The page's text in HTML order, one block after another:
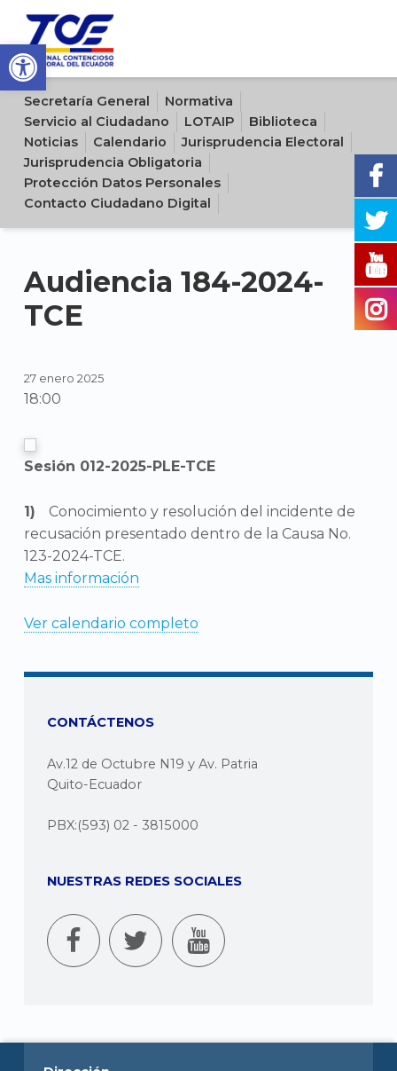
Open toolbar
Sitio oficial del Tribunal Contencioso Electoral del Ecuador
Secretaría General
Normativa
Servicio al Ciudadano
LOTAIP
Biblioteca
Noticias
Calendario
Jurisprudencia Electoral
Jurisprudencia Obligatoria
Protección Datos Personales
Contacto Ciudadano Digital
Audiencia 184-2024-
TCE
27 enero 2025
18:00
Sesión 012-2025-PLE-TCE
Conocimiento y resolución del incidente de
recusación presentado dentro de la Causa No.
123-2024-TCE.
Mas información
Ver calendario completo
CONTÁCTENOS
Av.12 de Octubre N19 y Av. Patria
Quito-Ecuador
PBX:(593) 02 - 3815000
NUESTRAS REDES SOCIALES